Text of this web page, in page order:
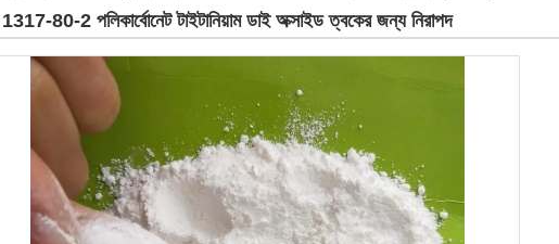
80-2 পলিকার্বোনেট টাইটানিয়াম ডাই অক্সাইড ত্বকের জন্য নিরাপদ